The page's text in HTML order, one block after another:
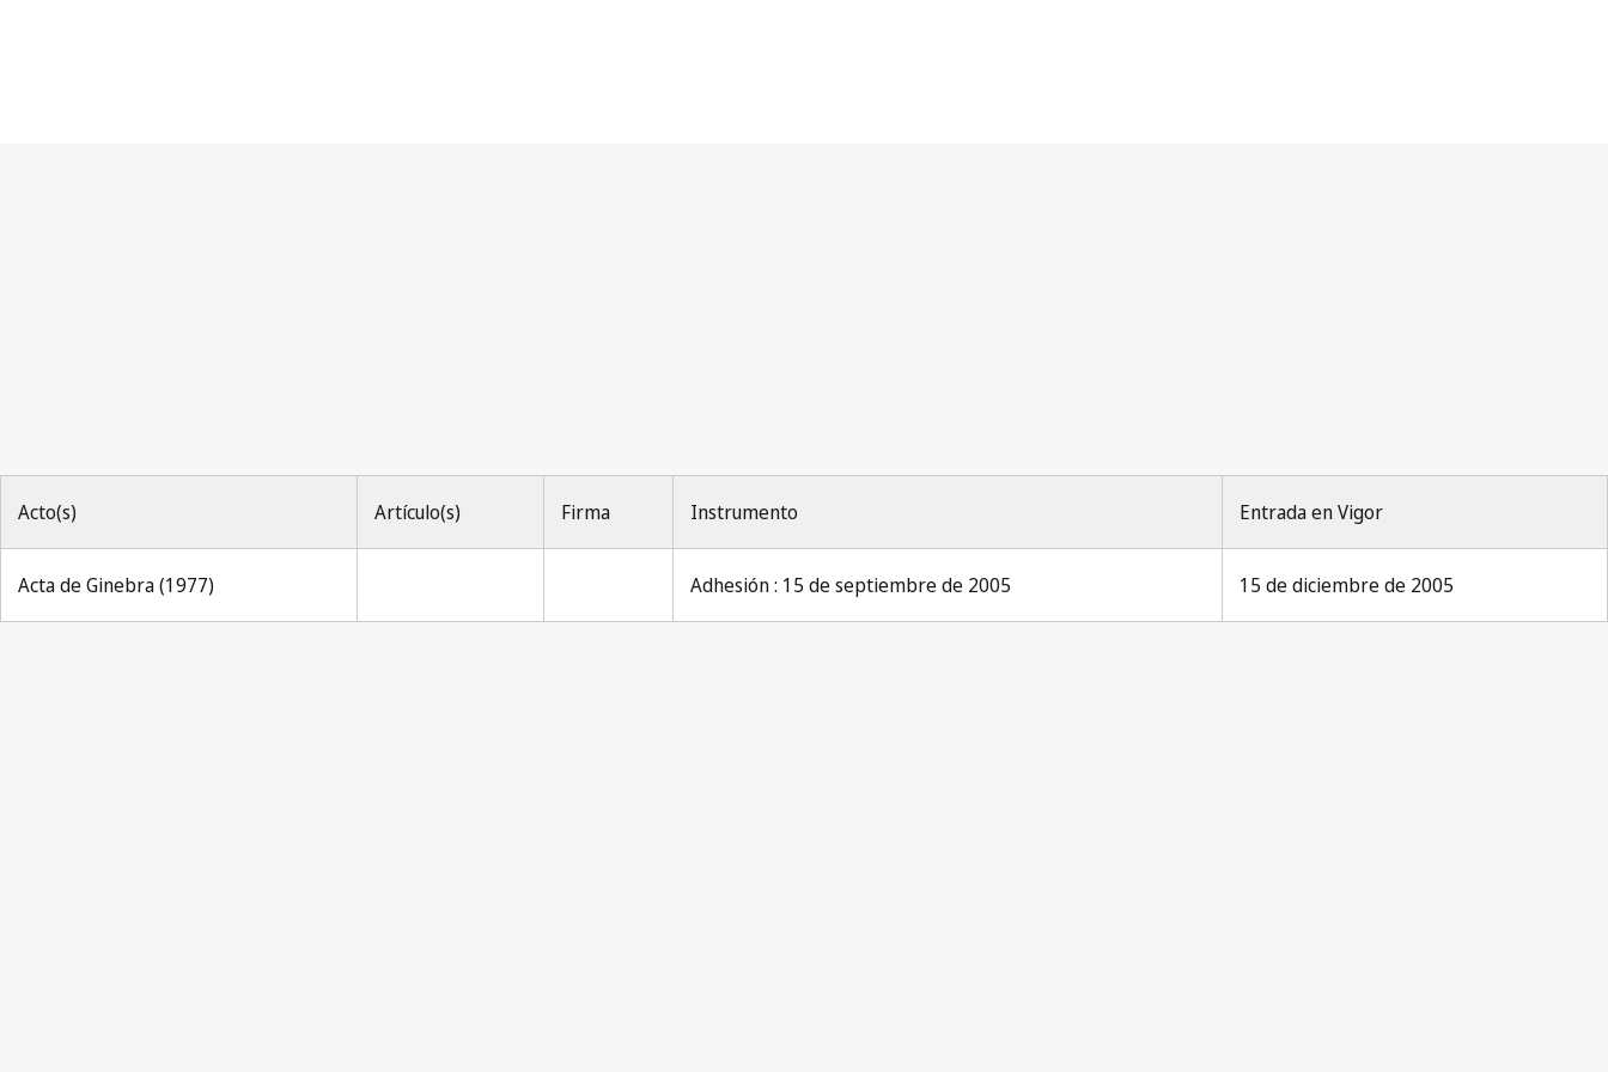
Acto(s) Artículo(s) Firma Instrumento Entrada en Vigor
Acta de Ginebra (1977) Adhesión : 15 de septiembre de 2005 15 de diciembre de 2005